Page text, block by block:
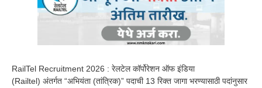
RailTel Recruitment 2026 : रेलटेल कॉर्पोरेशन ऑफ इंडिया
(Railtel) अंतर्गत “अभियंता (तांत्रिक)” पदाची 13 रिक्त जागा भरण्यासाठी पदांनुसार